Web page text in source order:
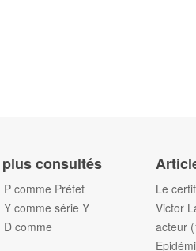
consultés
comme Préfet
comme série Y
comme
Le
Victor
acteur